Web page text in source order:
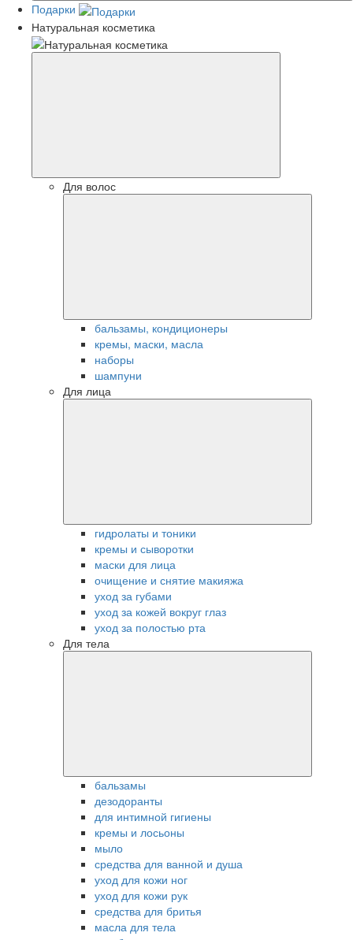
Подарки
Натуральная косметика
Для волос
бальзамы, кондиционеры
кремы, маски, масла
наборы
шампуни
Для лица
гидролаты и тоники
кремы и сыворотки
маски для лица
очищение и снятие макияжа
уход за губами
уход за кожей вокруг глаз
уход за полостью рта
Для тела
бальзамы
дезодоранты
для интимной гигиены
кремы и лосьоны
мыло
средства для ванной и душа
уход для кожи ног
уход для кожи рук
средства для бритья
масла для тела